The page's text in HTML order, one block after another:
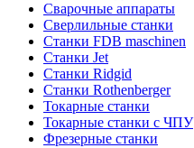
Сварочные аппараты
Сверлильные станки
Станки FDB maschinen
Станки Jet
Станки Ridgid
Станки Rothenberger
Токарные станки
Токарные станки с ЧПУ
Фрезерные станки